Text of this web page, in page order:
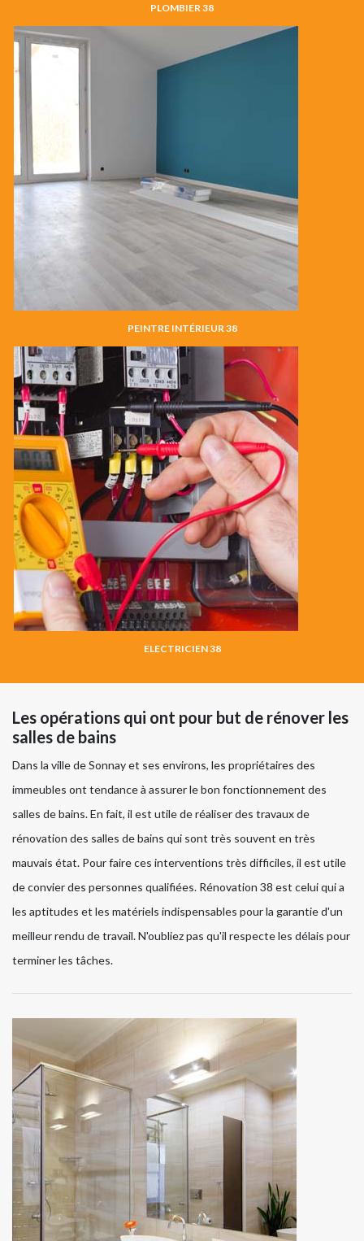
PLOMBIER 38
PEINTRE INTÉRIEUR 38
ELECTRICIEN 38
Les opérations qui ont pour but de rénover les
salles de bains
Dans la ville de Sonnay et ses environs, les propriétaires des
immeubles ont tendance à assurer le bon fonctionnement des
salles de bains. En fait, il est utile de réaliser des travaux de
rénovation des salles de bains qui sont très souvent en très
mauvais état. Pour faire ces interventions très difficiles, il est utile
de convier des personnes qualifiées. Rénovation 38 est celui qui a
les aptitudes et les matériels indispensables pour la garantie d'un
meilleur rendu de travail. N'oubliez pas qu'il respecte les délais pour
terminer les tâches.